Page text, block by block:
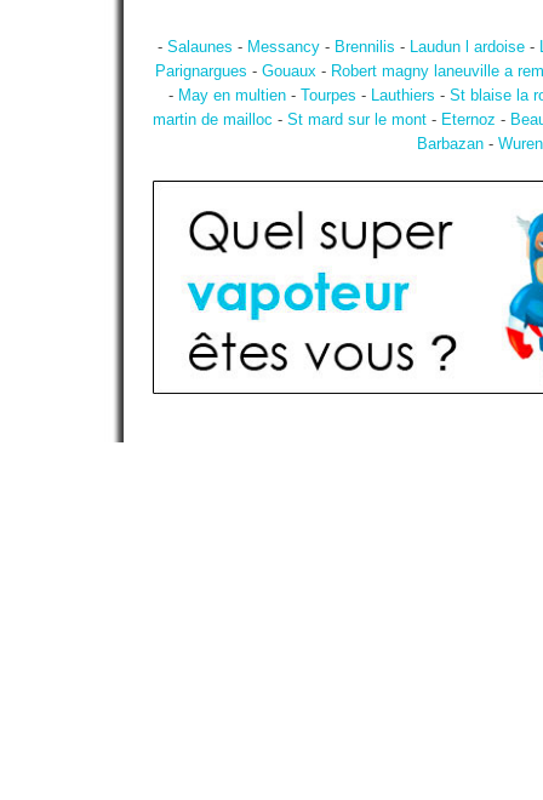
- Salaunes - Messancy- Brennilis - Laudun l ardoise-
Parignargues - Gouaux- Robert magny laneuville a
- May en multien- Tourpes - Lauthiers - St blaise la
martin de mailloc - St mard sur le mont - Eternoz -
Barbazan -